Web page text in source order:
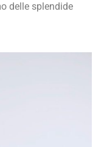
delle splendide